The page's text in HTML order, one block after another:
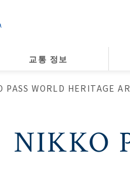
교통 정보
PASS WORLD HERITAGE
NIKKO